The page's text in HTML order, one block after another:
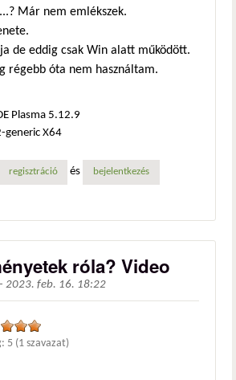
Már nem emlékszek.
de eddig csak Win alatt működött.
régebb óta nem használtam.
Plasma 5.12.9
generic X64
regisztráció és bejelentkezés
róla? Video
- 2023. feb. 16. 18:22
5 (1 szavazat)